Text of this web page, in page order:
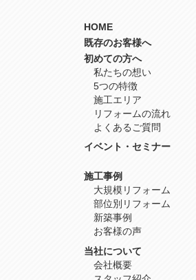
HOME
既存のお客様へ
初めての方へ
私たちの想い
5つの特徴
施工エリア
リフォームの流れ
よくあるご質問
イベント・セミナー
施工事例
大規模リフォーム
部位別リフォーム
新築事例
お客様の声
当社について
会社概要